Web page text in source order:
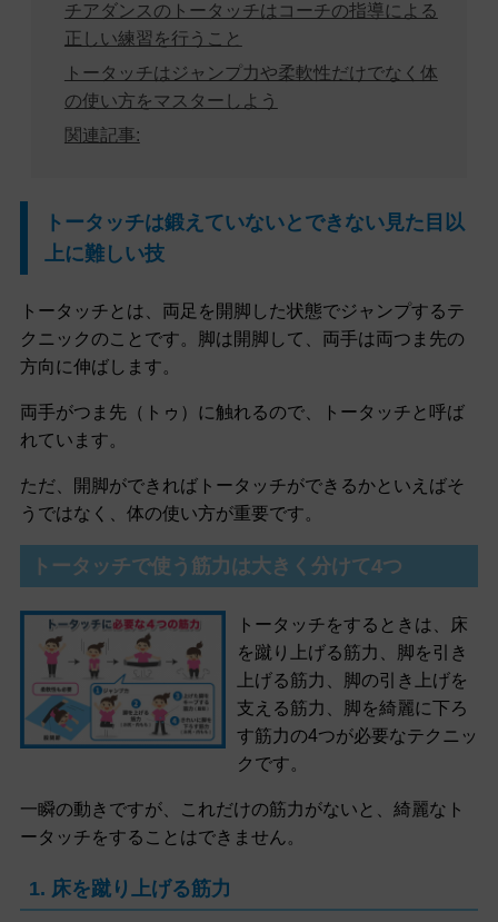
チアダンスのトータッチはコーチの指導による
正しい練習を行うこと
トータッチはジャンプ力や柔軟性だけでなく体
の使い方をマスターしよう
関連記事:
トータッチは鍛えていないとできない見た目以
上に難しい技
トータッチとは、両足を開脚した状態でジャンプするテ
クニックのことです。脚は開脚して、両手は両つま先の
方向に伸ばします。
両手がつま先（トゥ）に触れるので、トータッチと呼ば
れています。
ただ、開脚ができればトータッチができるかといえばそ
うではなく、体の使い方が重要です。
トータッチで使う筋力は大きく分けて4つ
トータッチをするときは、床
を蹴り上げる筋力、脚を引き
上げる筋力、脚の引き上げを
支える筋力、脚を綺麗に下ろ
す筋力の4つが必要なテクニッ
クです。
一瞬の動きですが、これだけの筋力がないと、綺麗なト
ータッチをすることはできません。
1. 床を蹴り上げる筋力